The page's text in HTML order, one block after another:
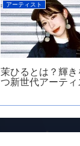
アーティスト
茉ひるとは？輝き
つ新世代アーティ